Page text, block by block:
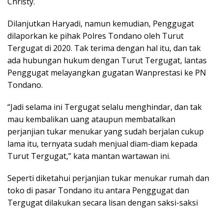
Dilanjutkan Haryadi, namun kemudian, Penggugat
dilaporkan ke pihak Polres Tondano oleh Turut
Tergugat di 2020. Tak terima dengan hal itu, dan tak
ada hubungan hukum dengan Turut Tergugat, lantas
Penggugat melayangkan gugatan Wanprestasi ke PN
Tondano.
“Jadi selama ini Tergugat selalu menghindar, dan tak
mau kembalikan uang ataupun membatalkan
perjanjian tukar menukar yang sudah berjalan cukup
lama itu, ternyata sudah menjual diam-diam kepada
Turut Tergugat,” kata mantan wartawan ini.
Seperti diketahui perjanjian tukar menukar rumah dan
toko di pasar Tondano itu antara Penggugat dan
Tergugat dilakukan secara lisan dengan saksi-saksi